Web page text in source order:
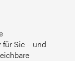
Sie – und